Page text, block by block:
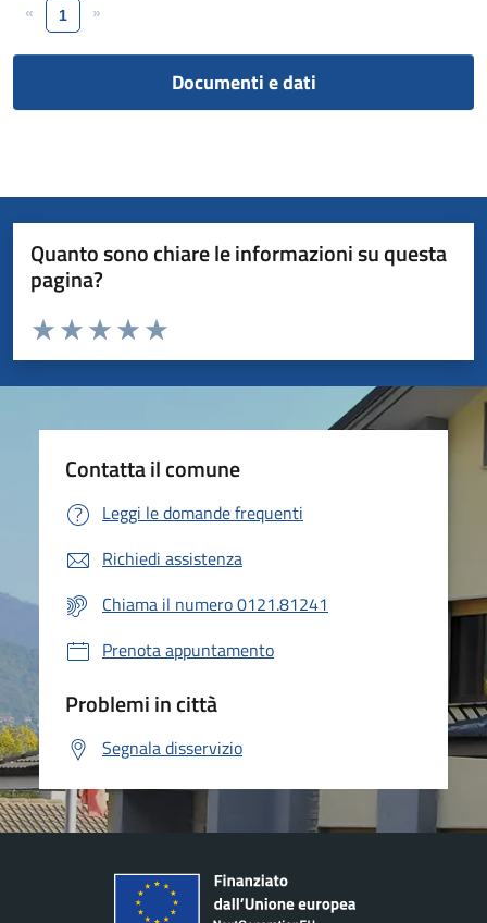
« 1 »
Documenti e dati
Quanto sono chiare le informazioni su questa
pagina?
Valuta da 1 a 5 stelle la pagina
Valuta 5 stelle su 5
Valuta 4 stelle su 5
Valuta 3 stelle su 5
Valuta 2 stelle su 5
Valuta 1 stelle su 5
Contatta il comune
Leggi le domande frequenti
Richiedi assistenza
Chiama il numero 0121.81241
Prenota appuntamento
Problemi in città
Segnala disservizio